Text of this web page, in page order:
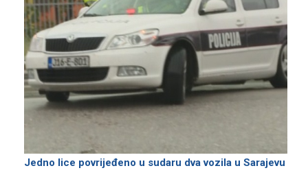
Јedno lice povrijeđeno u sudaru dva vozila u Sarajevu